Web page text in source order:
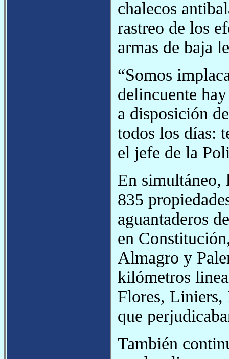
chalecos
rastreo de los
armas de baja
“Somos
delincuente
a disposición
todos los días:
el jefe de la
En simultáneo,
835
aguantaderos
en
Almagro y
kilómetros
Flores, Liniers,
que
También